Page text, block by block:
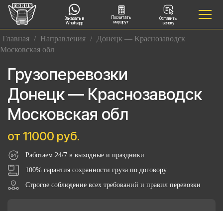
Заказать в
Whatsapp
Посчитать
маршрут
Оставить
заявку
Главная / Направления /
Донецк — Краснозаводск
Московская обл
Грузоперевозки
Донецк — Краснозаводск
Московская обл
от 11000 руб.
Работаем 24/7 в выходные и праздники
100% гарантия сохранности груза по договору
Строгое соблюдение всех требований и правил перевозки